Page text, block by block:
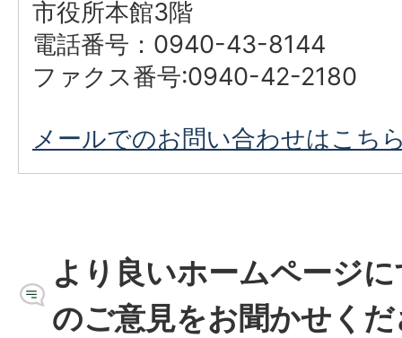
市役所本館3階
電話番号：0940-43-8144
ファクス番号:0940-42-2180
メールでのお問い合わせはこち
より良いホームページ
のご意見をお聞かせく